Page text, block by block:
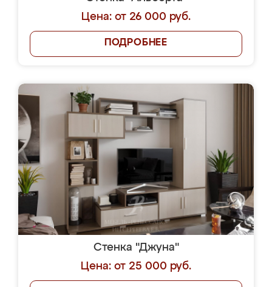
Цена: от 26 000 руб.
ПОДРОБНЕЕ
Стенка "Джуна"
Цена: от 25 000 руб.